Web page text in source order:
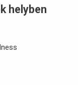
helyben